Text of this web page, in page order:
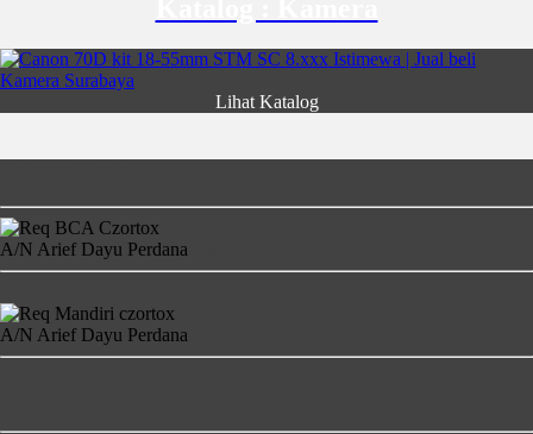
Lihat Katalog
A/N Arief Dayu Perdana
A/N Arief Dayu Perdana